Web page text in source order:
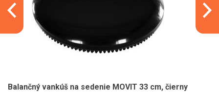
Balančný vankúš na sedenie MOVIT 33 cm, čierny